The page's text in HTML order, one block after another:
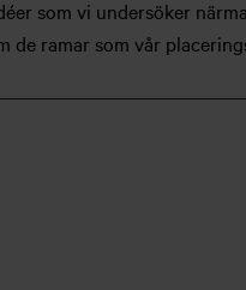
som vi undersöker
de ramar som vår